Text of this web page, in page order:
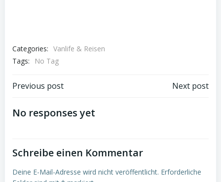
Categories: Vanlife & Reisen
Tags:
No Tag
Post
navigation
Previous post Next post
No responses yet
Schreibe einen Kommentar
Deine E-Mail-Adresse wird nicht veröffentlicht. Erforderliche